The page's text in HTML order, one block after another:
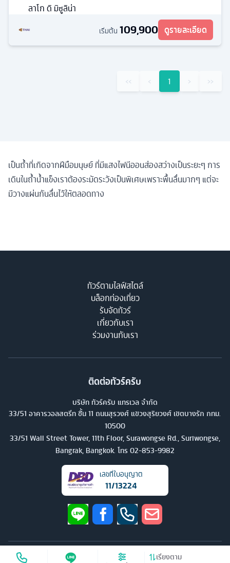
เรียงตาม
ลาโก ดิ มิซูลิน่า
เริ่มต้น 109,900 ดูรายละเอียด
‹‹ ‹ 1 › ››
เป็นถํ้าที่เกิดจากฝีมือมนุษย์ ที่มีแสงไฟนีออนส่องสว่างเป็นระยะๆ การ
เดินในถํ้าน้ำแข็งเราต้องระมัดระวังเป็นพิเศษเพราะพื้นลื่นมากๆ แต่จะ
มีวางแผ่นกันลื่นไว้ให้ตลอดทาง
ทัวร์ตามไลฟ์สไตล์
บล็อกท่องเที่ยว
รับจัดทัวร์
เกี่ยวกับเรา
ร่วมงานกับเรา
ติดต่อทัวร์ครับ
บริษัท ทัวร์ครับ แทรเวล จำกัด
33/51 อาคารวอลสตรีท ชั้น 11 ถนนสุรวงศ์ แขวงสุริยวงศ์ เขตบางรัก กทม.
10500
33/51 Wall Street Tower, 11th Floor, Surawongse Rd., Suriwongse,
Bangrak, Bangkok. โทร 02-853-9982
เลขที่ใบอนุญาต
11/13224
2026บริษัท ทัวร์ครับ แทรเวล จำกัด สงวนลิขสิทธิ์